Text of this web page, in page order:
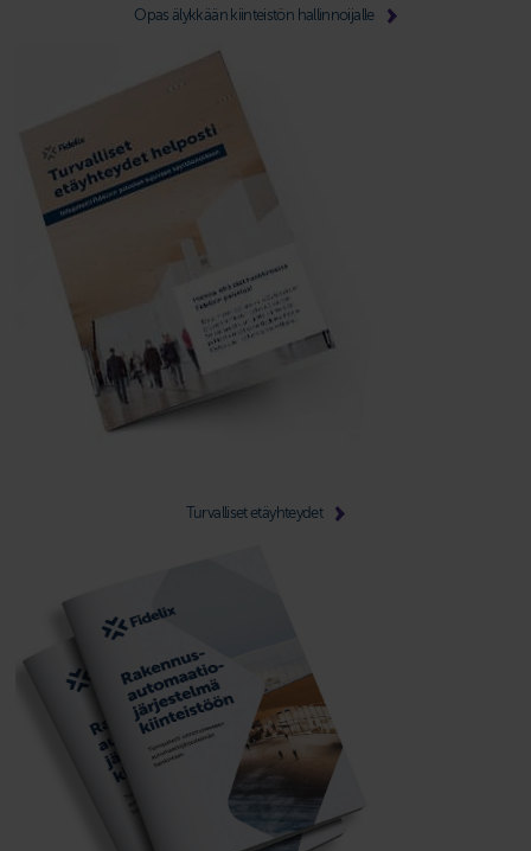
Opas älykkään kiinteistön hallinnoijalle
Turvalliset etäyhteydet